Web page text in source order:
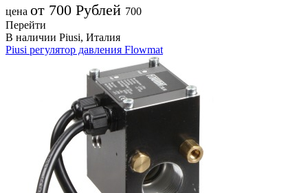
цена от 700 Рублей 700
Перейти
В наличии Piusi, Италия
Piusi регулятор давления Flowmat